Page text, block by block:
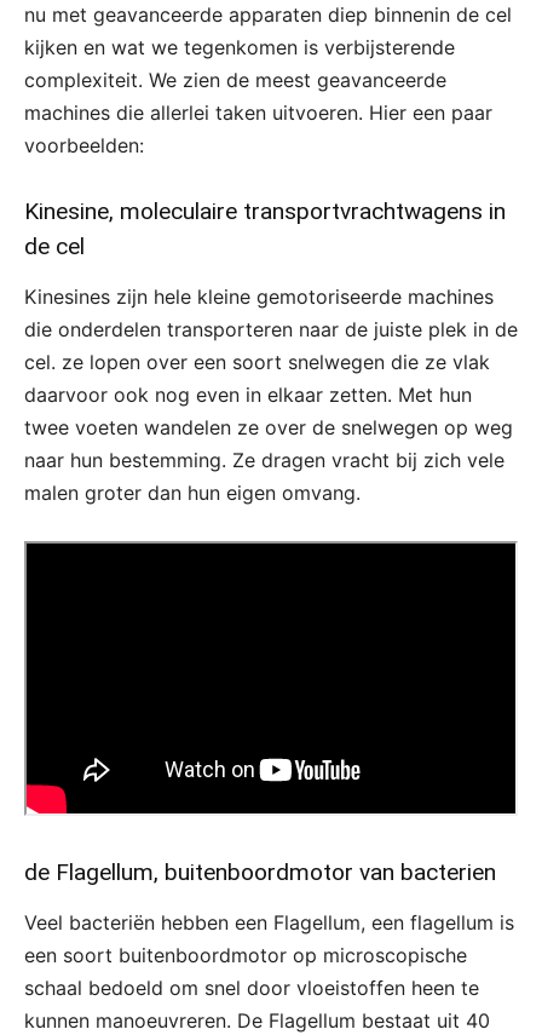
nu met geavanceerde apparaten diep binnenin de cel
kijken en wat we tegenkomen is verbijsterende
complexiteit. We zien de meest geavanceerde
machines die allerlei taken uitvoeren. Hier een paar
voorbeelden:
Kinesine, moleculaire transportvrachtwagens in
de cel
Kinesines zijn hele kleine gemotoriseerde machines
die onderdelen transporteren naar de juiste plek in de
cel. ze lopen over een soort snelwegen die ze vlak
daarvoor ook nog even in elkaar zetten. Met hun
twee voeten wandelen ze over de snelwegen op weg
naar hun bestemming. Ze dragen vracht bij zich vele
malen groter dan hun eigen omvang.
de Flagellum, buitenboordmotor van bacterien
Veel bacteriën hebben een Flagellum, een flagellum is
een soort buitenboordmotor op microscopische
schaal bedoeld om snel door vloeistoffen heen te
kunnen manoeuvreren. De Flagellum bestaat uit 40